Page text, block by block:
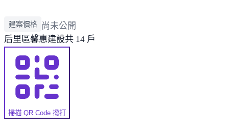
建案價格
尚未公開
后里區馨惠建設共 14 戶
掃描 QR Code 撥打